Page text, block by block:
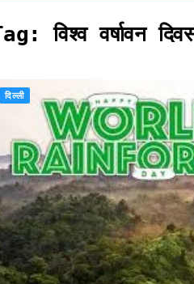
विश्व वर्षावन
दिल्ली